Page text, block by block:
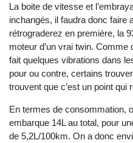
La boite de vitesse et
inchangés, il faudra donc faire
rétrograderez en première, la
moteur d’un vrai twin. Comme
fait quelques vibrations dans
pour ou contre, certains
trouvent que c’est un point qui
En termes de consommation,
embarque 14L au total, pour
de 5,2L/100km. On a donc